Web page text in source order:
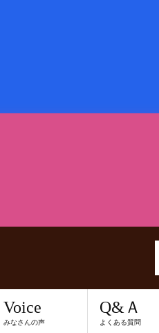
Voice
みなさんの声
Q&Ａ
よくある質問